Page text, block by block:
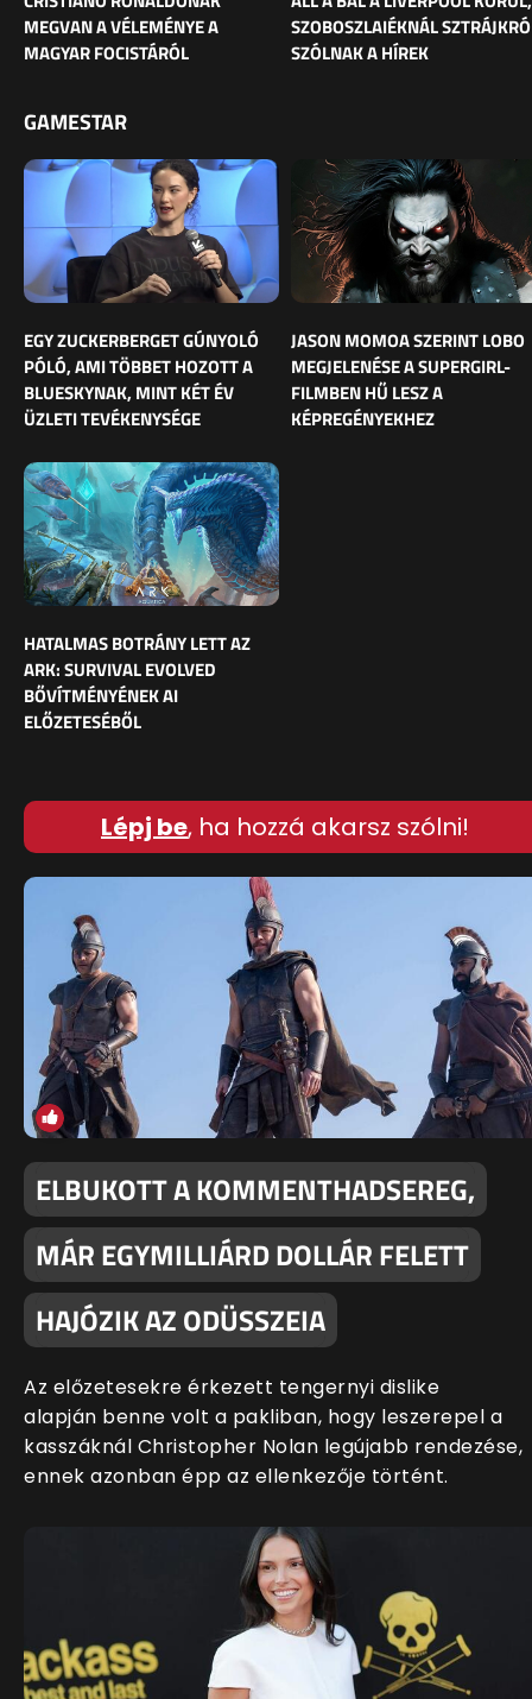
MEGVAN A VÉLEMÉNYE A
MAGYAR FOCISTÁRÓL
SZOBOSZLAIÉKNÁL
SZÓLNAK A HÍREK
GAMESTAR
EGY ZUCKERBERGET GÚNYOLÓ
PÓLÓ, AMI TÖBBET HOZOTT A
BLUESKYNAK, MINT KÉT ÉV
ÜZLETI TEVÉKENYSÉGE
JASON MOMOA SZERINT LOBO
MEGJELENÉSE A SUPERGIRL-
FILMBEN HŰ LESZ A
KÉPREGÉNYEKHEZ
HATALMAS BOTRÁNY LETT AZ
ARK: SURVIVAL EVOLVED
BŐVÍTMÉNYÉNEK AI
ELŐZETESÉBŐL
Lépj be, ha hozzá akarsz szólni!
ELBUKOTT A KOMMENTHADSEREG,
MÁR EGYMILLIÁRD DOLLÁR FELETT
HAJÓZIK AZ ODÜSSZEIA
Az előzetesekre érkezett tengernyi dislike
alapján benne volt a pakliban, hogy leszerepel a
kasszáknál Christopher Nolan legújabb rendezése,
ennek azonban épp az ellenkezője történt.